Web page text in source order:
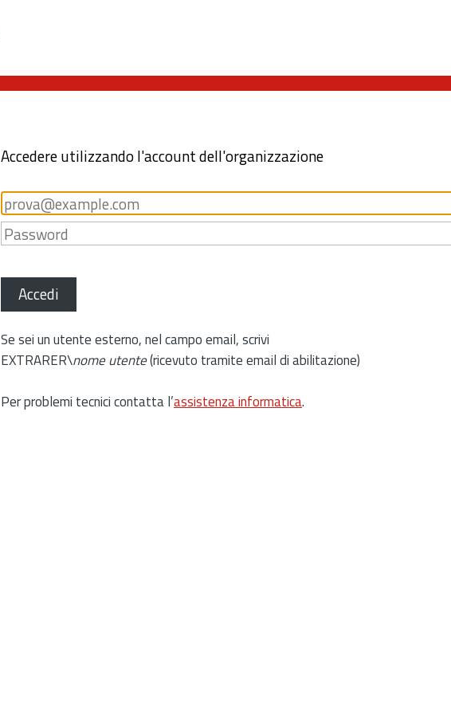
Accedere utilizzando l'account dell'organizzazione
Accedi
Se sei un utente esterno, nel campo email, scrivi
EXTRARER\nome utente(ricevuto tramite email di abilitazione)
Per problemi tecnici contatta l’assistenza informatica.